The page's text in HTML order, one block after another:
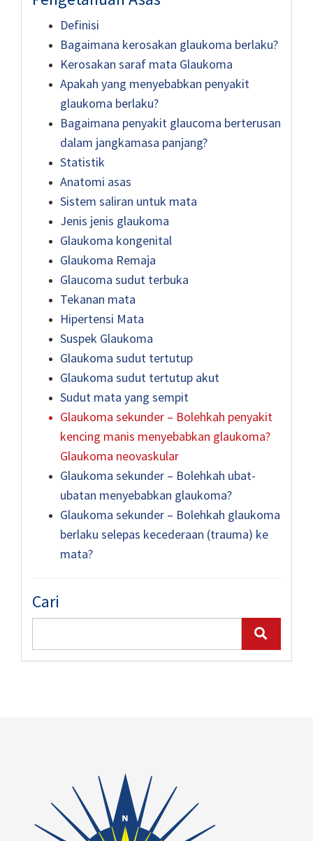
Definisi
Bagaimana kerosakan glaukoma berlaku?
Kerosakan saraf mata Glaukoma
Apakah yang menyebabkan penyakit
glaukoma berlaku?
Bagaimana penyakit glaucoma berterusan
dalam jangkamasa panjang?
Statistik
Anatomi asas
Sistem saliran untuk mata
Jenis jenis glaukoma
Glaukoma kongenital
Glaukoma Remaja
Glaucoma sudut terbuka
Tekanan mata
Hipertensi Mata
Suspek Glaukoma
Glaukoma sudut tertutup
Glaukoma sudut tertutup akut
Sudut mata yang sempit
Glaukoma sekunder – Bolehkah penyakit
kencing manis menyebabkan glaukoma?
Glaukoma neovaskular
Glaukoma sekunder – Bolehkah ubat-
ubatan menyebabkan glaukoma?
Glaukoma sekunder – Bolehkah glaukoma
berlaku selepas kecederaan (trauma) ke
mata?
Cari